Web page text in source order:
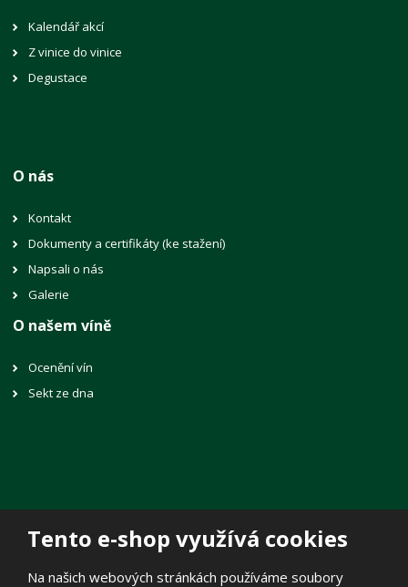
Tento e-shop využívá cookies
Na našich webových stránkách používáme soubory
Kalendář akcí
Z vinice do vinice
Degustace
O nás
Kontakt
Dokumenty a certifikáty (ke stažení)
Napsali o nás
Galerie
O našem víně
Ocenění vín
Sekt ze dna
Prohlášení o přístupnosti |Mapa stránek |Zásady zpracování